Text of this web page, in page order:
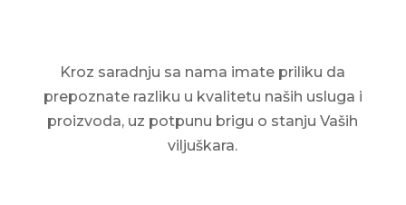
Kroz saradnju sa nama imate priliku da
prepoznate razliku u kvalitetu naših usluga i
proizvoda, uz potpunu brigu o stanju Vaših
viljuškara.